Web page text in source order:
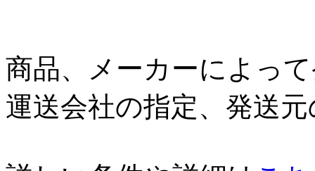
商品、メーカーによっ
運送会社の指定、発送